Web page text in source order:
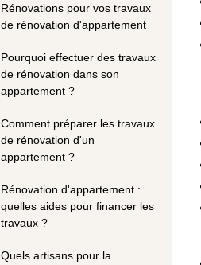
Rénovations pour vos travaux
de rénovation d'appartement
Pourquoi effectuer des travaux
de rénovation dans son
appartement ?
Comment préparer les travaux
de rénovation d'un
appartement ?
Rénovation d'appartement :
quelles aides pour financer les
travaux ?
Quels artisans pour la